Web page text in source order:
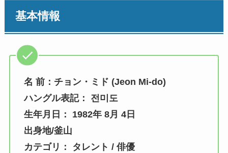
基本情報
名 前：チョン・ミド (Jeon Mi-do)
ハングル表記： 전미도
生年月日： 1982年 8月 4日
出身地/釜山
カテゴリ： タレント / 俳優